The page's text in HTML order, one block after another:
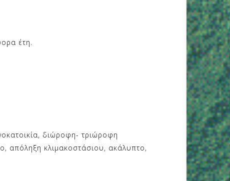
έτη.
διώροφη- τριώροφη
απόληξη κλιμακοστάσιου, ακάλυπτο,